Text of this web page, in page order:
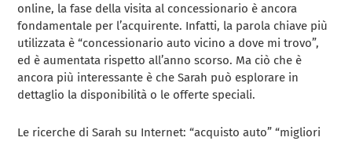
online, la fase della visita al concessionario è ancora
fondamentale per l’acquirente. Infatti, la parola chiave più
utilizzata è “concessionario auto vicino a dove mi trovo”,
ed è aumentata rispetto all’anno scorso. Ma ciò che è
ancora più interessante è che Sarah può esplorare in
dettaglio la disponibilità o le offerte speciali.
Le ricerche di Sarah su Internet: “acquisto auto” “migliori